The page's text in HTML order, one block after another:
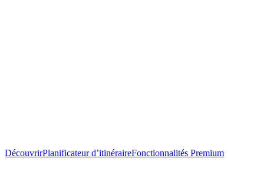
DécouvrirPlanificateur d’itinéraireFonctionnalités Premium